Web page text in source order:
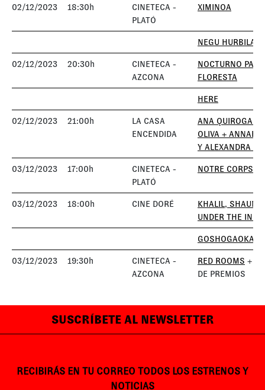
02/12/2023 18:30h
CINETECA -
PLATÓ
XIMINOA
NEGU HURBILAK
02/12/2023 20:30h
CINETECA -
AZCONA
NOCTURNO
FLORESTA
HERE
02/12/2023 21:00h
LA CASA
ENCENDIDA
ANA QUIROGA Y
OLIVA +
Y ALEXANDRA
03/12/2023 17:00h
CINETECA -
PLATÓ
NOTRE CORPS
03/12/2023 18:00h CINE DORÉ
KHALIL, SHAUN,
UNDER THE
GOSHOGAOKA
03/12/2023 19:30h
CINETECA -
AZCONA
RED ROOMS +
DE PREMIOS
SUSCRÍBETE AL NEWSLETTER
RECIBIRÁS EN TU CORREO TODOS LOS ESTRENOS Y
NOTICIAS